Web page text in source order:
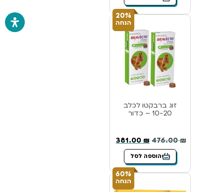
20%
הנחה
זוג ברבקטו לכלב
10-20 – כדור
476.00₪
381.00 ₪
הוספה לסל
60%
הנחה